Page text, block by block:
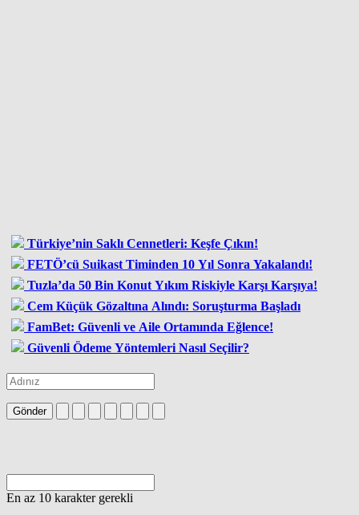
Türkiye’nin Saklı Cennetleri: Keşfe Çıkın!
FETÖ’cü Suikast Timinden 10 Yıl Sonra Yakalandı!
Tuzla’da 50 Bin Konut Yıkım Riskiyle Karşı Karşıya!
Cem Küçük Gözaltına Alındı: Soruşturma Başladı
FamBet: Güvenli ve Aile Ortamında Eğlence!
Güvenli Ödeme Yöntemleri Nasıl Seçilir?
Gönder
En az 10 karakter gerekli